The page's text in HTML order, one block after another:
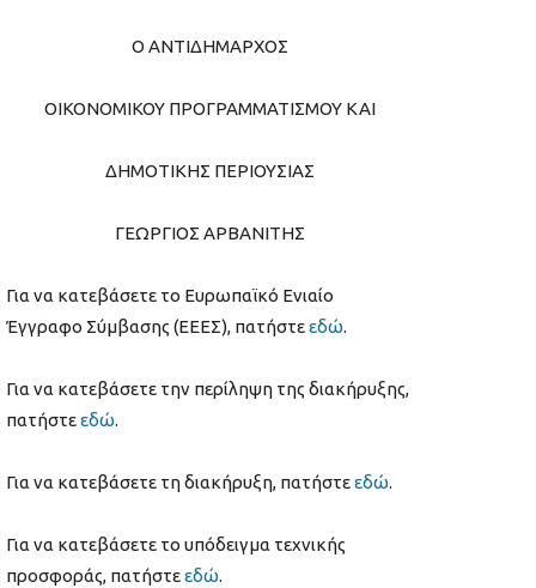
Ο ΑΝΤΙΔΗΜΑΡΧΟΣ
ΟΙΚΟΝΟΜΙΚΟΥ ΠΡΟΓΡΑΜΜΑΤΙΣΜΟΥ ΚΑΙ
ΔΗΜΟΤΙΚΗΣ ΠΕΡΙΟΥΣΙΑΣ
ΓΕΩΡΓΙΟΣ ΑΡΒΑΝΙΤΗΣ
Για να κατεβάσετε το Ευρωπαϊκό Ενιαίο
Έγγραφο Σύμβασης (ΕΕΕΣ), πατήστεεδώ.
Για να κατεβάσετε την περίληψη της διακήρυξης,
πατήστεεδώ.
Για να κατεβάσετε τη διακήρυξη, πατήστεεδώ.
Για να κατεβάσετε το υπόδειγμα τεχνικής
προσφοράς, πατήστεεδώ.